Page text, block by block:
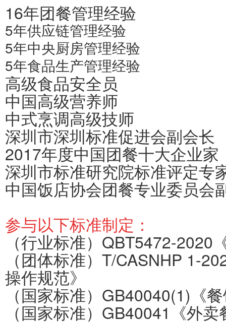
16年团餐管理经验
5年供应链管理经验
5年中央厨房管理经验
5年食品生产管理经验
高级食品安全员
中国高级营养师
中式烹调高级技师
深圳市深圳标准促进会副会长
2017年度中国团餐十大企业家
深圳市标准研究院标准评定专
中国饭店协会团餐专业委员会
参与以下标准制定：
（行业标准）QBT5472-2020
（团体标准）T/CASNHP 1-
操作规范》
（国家标准）GB40040(1)《
（国家标准）GB40041《外